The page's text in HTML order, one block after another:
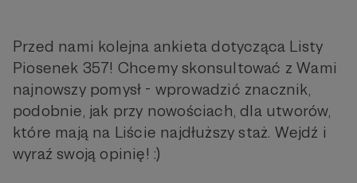
Przed nami kolejna ankieta dotycząca Listy
Piosenek 357! Chcemy skonsultować z Wami
najnowszy pomysł - wprowadzić znacznik,
podobnie, jak przy nowościach, dla utworów,
które mają na Liście najdłuższy staż. Wejdź i
wyraź swoją opinię! :)